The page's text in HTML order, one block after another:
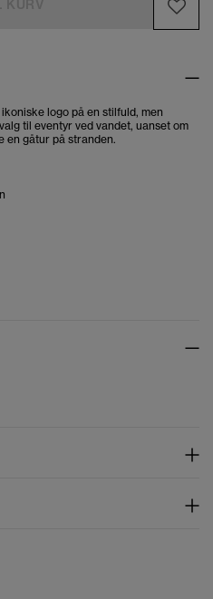
logo på en stilfuld, men
til eventyr ved vandet, uanset om
en gåtur på stranden.